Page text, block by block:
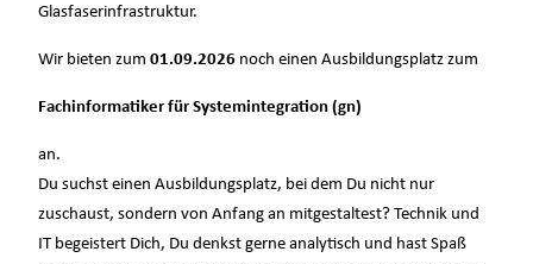
Glasfaserinfrastruktur.
Wir bieten zum01.09.2026 noch einen Ausbildungsplatz zum
Fachinformatiker für Systemintegration (gn)
an.
Du suchst einen Ausbildungsplatz, bei dem Du nicht nur
zuschaust, sondern von Anfang an mitgestaltest? Technik und
IT begeistert Dich, Du denkst gerne analytisch und hast Spaß